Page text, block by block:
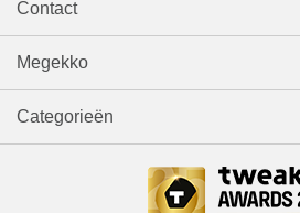
Contact
Megekko
Categorieën